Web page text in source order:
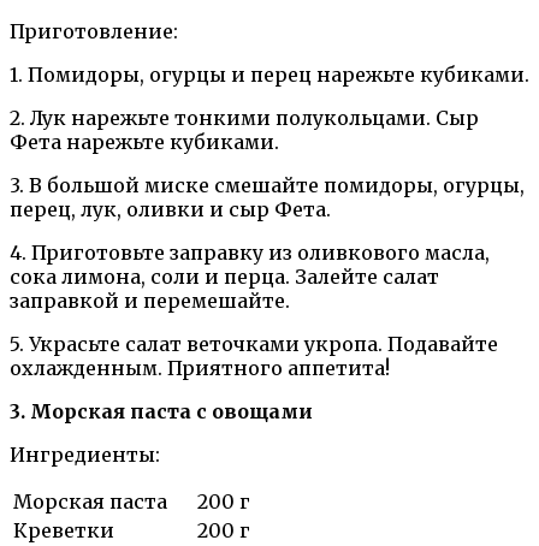
Приготовление:
1. Помидоры, огурцы и перец нарежьте кубиками.
2. Лук нарежьте тонкими полукольцами. Сыр
Фета нарежьте кубиками.
3. В большой миске смешайте помидоры, огурцы,
перец, лук, оливки и сыр Фета.
4. Приготовьте заправку из оливкового масла,
сока лимона, соли и перца. Залейте салат
заправкой и перемешайте.
5. Украсьте салат веточками укропа. Подавайте
охлажденным. Приятного аппетита!
3. Морская паста с овощами
Ингредиенты:
Морская паста
200 г
Креветки
200 г